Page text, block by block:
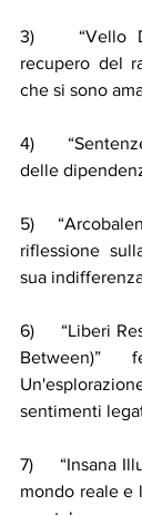
3)    “Vello
recupero del
che si sono
4)
delle
5)
riflessione
sua
6)    “Liberi
Between)”
sentimenti
7)    “Insana
mondo reale e